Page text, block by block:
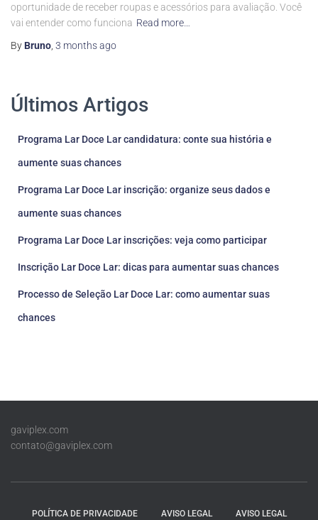
oportunidade de receber roupas e acessórios para avaliação. Você
vai entender como funciona Read more…
By Bruno, 3 monthsago
Últimos Artigos
Programa Lar Doce Lar candidatura: conte sua história e
aumente suas chances
Programa Lar Doce Lar inscrição: organize seus dados e
aumente suas chances
Programa Lar Doce Lar inscrições: veja como participar
Inscrição Lar Doce Lar: dicas para aumentar suas chances
Processo de Seleção Lar Doce Lar: como aumentar suas
chances
gaviplex.com
contato@gaviplex.com
POLÍTICA DE PRIVACIDADE AVISO LEGAL AVISO LEGAL